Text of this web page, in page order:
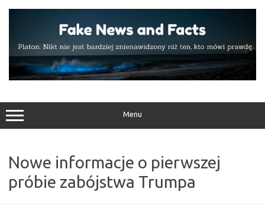
Menu
Nowe informacje o pierwszej
próbie zabójstwa Trumpa